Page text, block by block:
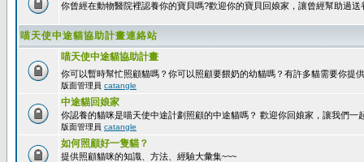
你曾經在動物醫院裡認養你的寶貝嗎?歡迎你的寶貝回娘家，讓曾經幫助過
喵天使中途貓協助計畫連絡站
喵天使中途貓協助計畫
你可以暫時幫忙照顧貓嗎？你可以照顧要餵奶的幼貓嗎？有許多貓需要你提
版面管理員 catangle
中途貓回娘家
你認養的貓咪是喵天使中途計劃照顧的中途貓嗎？ 歡迎你回娘家，讓我們一
版面管理員 catangle
如何照顧好一隻貓？
提供照顧貓咪的知識、方法、經驗大彙集~~~